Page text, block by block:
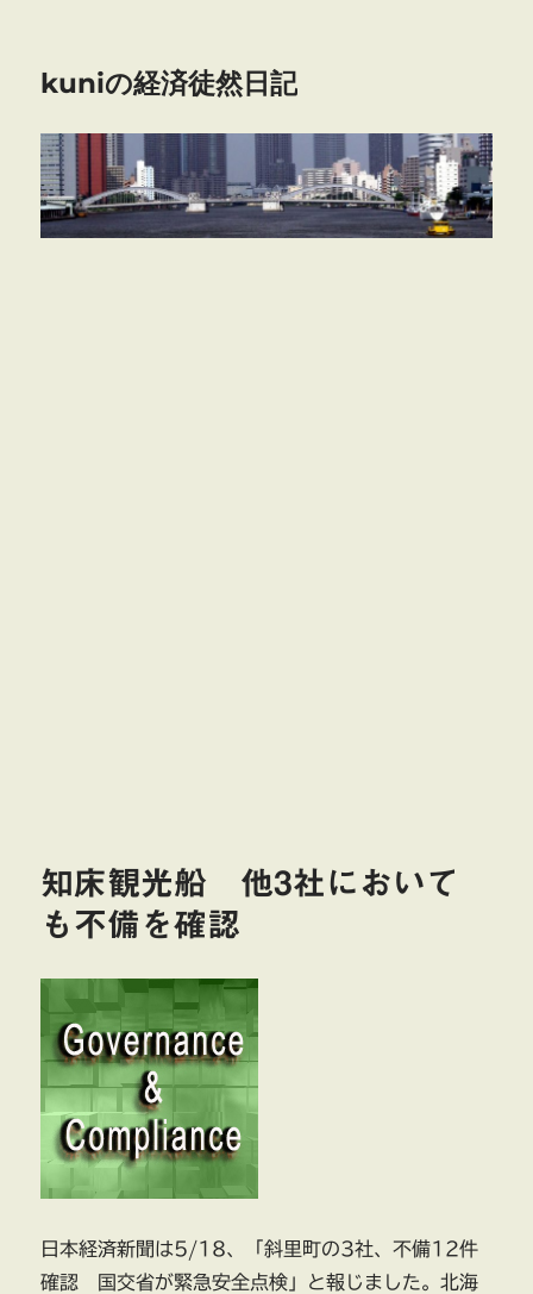
kuniの経済徒然日記
知床観光船 他3社において
も不備を確認
日本経済新聞は5/18、「斜里町の3社、不備12件
確認 国交省が緊急安全点検」と報じました。北海